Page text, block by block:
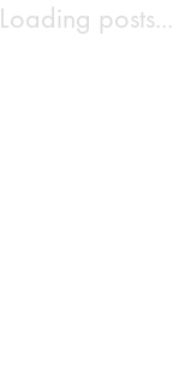
Loading posts...